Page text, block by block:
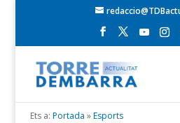
Ets a: Portada »Esports